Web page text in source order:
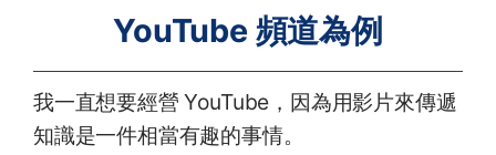
YouTube 頻道為例
我一直想要經營 YouTube，因為用影片來傳遞
知識是一件相當有趣的事情。